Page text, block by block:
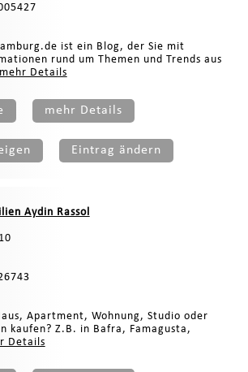
ist ein Blog, der Sie mit
rund um Themen und Trends aus
mehr Details
mehr Details
Eintrag ändern
Aydin Rassol
Apartment, Wohnung, Studio oder
kaufen? Z.B. in Bafra, Famagusta,
Details